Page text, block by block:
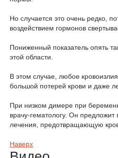
Но случается это очень редко,
воздействием гормонов
Пониженный показатель опять
этой области.
В этом случае, любое
большой потерей крови и даже
При низком димере при
врачу-гематологу. Он
лечения, предотвращающую
Наверх